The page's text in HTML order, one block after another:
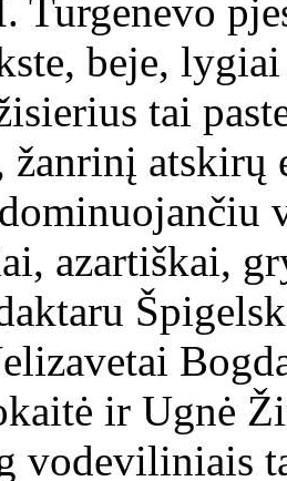
Turgenevo
beje,
tai
žanrinį
azartiškai,
ir Ugnė
vodeviliniais